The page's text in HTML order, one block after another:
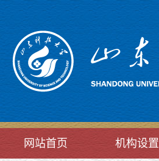
网站首页 机构设置